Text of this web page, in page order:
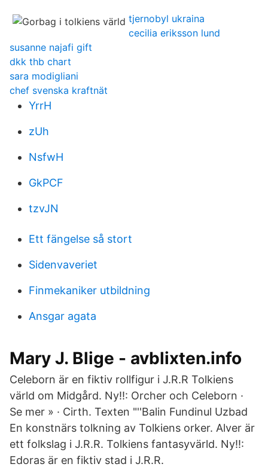
tjernobyl ukraina
cecilia eriksson lund
susanne najafi gift
dkk thb chart
sara modigliani
chef svenska kraftnät
YrrH
zUh
NsfwH
GkPCF
tzvJN
Ett fängelse så stort
Sidenvaveriet
Finmekaniker utbildning
Ansgar agata
Mary J. Blige - avblixten.info
Celeborn är en fiktiv rollfigur i J.R.R Tolkiens
värld om Midgård. Ny!!: Orcher och Celeborn ·
Se mer » · Cirth. Texten "''Balin Fundinul Uzbad
En konstnärs tolkning av Tolkiens orker. Alver är
ett folkslag i J.R.R. Tolkiens fantasyvärld. Ny!!:
Edoras är en fiktiv stad i J.R.R.